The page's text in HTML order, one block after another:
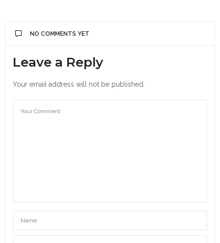
NO COMMENTS YET
Leave a Reply
Your email address will not be published.